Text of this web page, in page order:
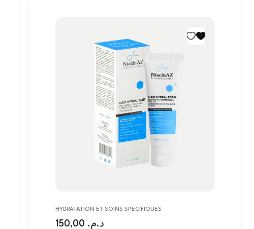
HYDRATATION ET SOINS SPECIFIQUES
د.م.